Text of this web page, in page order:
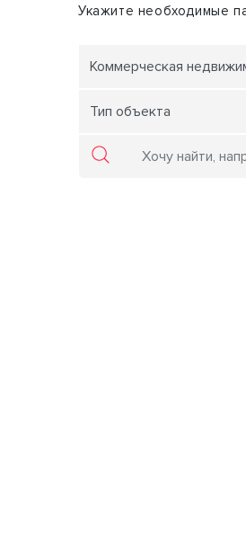
Торговое помещение
Склад
Укажите необходимые
Коммерческая
Тип объекта